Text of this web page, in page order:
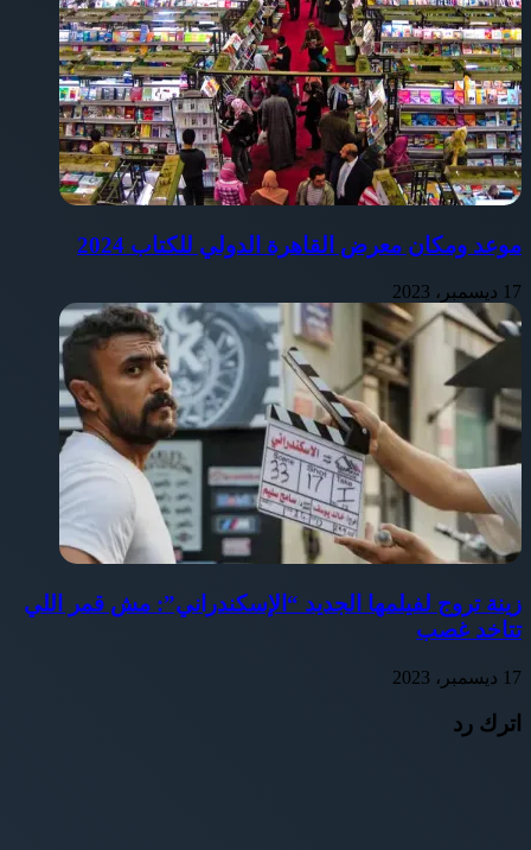
موعد ومكان معرض القاهرة الدولي للكتاب 2024
17 ديسمبر، 2023
زينة تروج لفيلمها الجديد “الإسكندراني”: مش قمر اللي
تتاخد غصب
17 ديسمبر، 2023
اترك رد